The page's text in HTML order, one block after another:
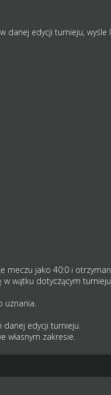
danej edycji turnieju,
meczu jako 40:0 i
wątku dotyczącym
uznania.
danej edycji turnieju.
własnym zakresie.